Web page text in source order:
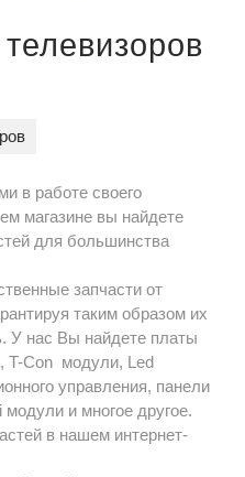
в работе своего
магазине вы найдете
для большинства
запчасти от
таким образом их
У нас Вы найдете платы
T-Con модули, Led
управления, панели
и многое другое.
в нашем интернет-